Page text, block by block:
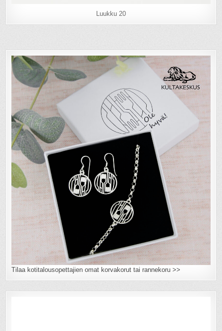
Luukku 20
Tilaa kotitalousopettajien omat korvakorut tai rannekoru >>